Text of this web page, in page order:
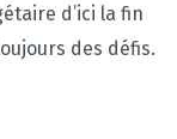
d’ici la fin
des défis.